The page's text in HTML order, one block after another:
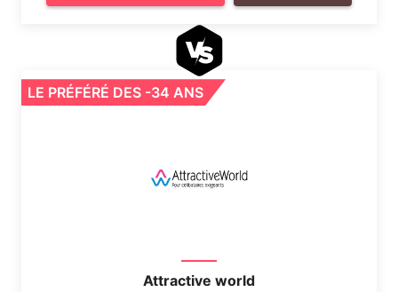
LE PRÉFÉRÉ DES -34 ANS
Attractive world